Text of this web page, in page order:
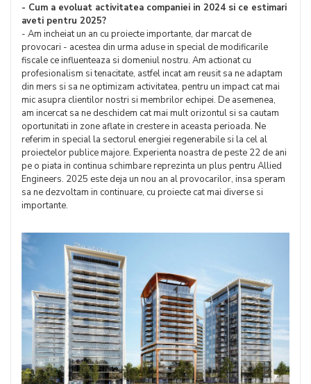
- Cum a evoluat activitatea companiei in 2024 si ce estimari
aveti pentru 2025?
- Am incheiat un an cu proiecte importante, dar marcat de
provocari - acestea din urma aduse in special de modificarile
fiscale ce influenteaza si domeniul nostru. Am actionat cu
profesionalism si tenacitate, astfel incat am reusit sa ne adaptam
din mers si sa ne optimizam activitatea, pentru un impact cat mai
mic asupra clientilor nostri si membrilor echipei. De asemenea,
am incercat sa ne deschidem cat mai mult orizontul si sa cautam
oportunitati in zone aflate in crestere in aceasta perioada. Ne
referim in special la sectorul energiei regenerabile si la cel al
proiectelor publice majore. Experienta noastra de peste 22 de ani
pe o piata in continua schimbare reprezinta un plus pentru Allied
Engineers. 2025 este deja un nou an al provocarilor, insa speram
sa ne dezvoltam in continuare, cu proiecte cat mai diverse si
importante.